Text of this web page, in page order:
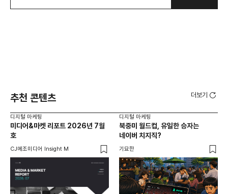
추천 콘텐츠 더보기
디지털 마케팅
미디어&마켓 리포트 2026년 7월
호
CJ메조미디어 Insight M
디지털 마케팅
북중미 월드컵, 유일한 승자는
네이버 치지직?
기묘한